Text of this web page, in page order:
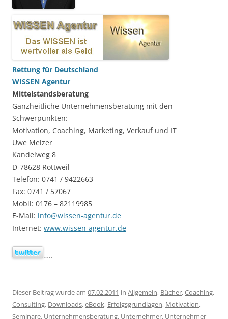
Rettung für Deutschland
WISSEN Agentur
Mittelstandsberatung
Ganzheitliche Unternehmensberatung mit den
Schwerpunkten:
Motivation, Coaching, Marketing, Verkauf und IT
Uwe Melzer
Kandelweg 8
D-78628 Rottweil
Telefon: 0741 / 9422663
Fax: 0741 / 57067
Mobil: 0176 – 82119985
E-Mail: info@wissen-agentur.de
Internet: www.wissen-agentur.de
…..
Dieser Beitrag wurde am 07.02.2011 in Allgemein, Bücher,Coaching,
Consulting, Downloads,eBook, Erfolgsgrundlagen, Motivation,
Seminare, Unternehmensberatung, Unternehmer, Unternehmer